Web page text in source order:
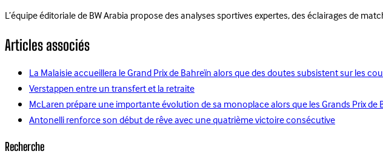
L’équipe éditoriale de BW Arabia propose des analyses sportives expertes, des éclairages de
Articles associés
La Malaisie accueillera le Grand Prix de Bahreïn alors que des doutes subsistent sur les
Verstappen entre un transfert et la retraite
McLaren prépare une importante évolution de sa monoplace alors que les Grands Prix
Antonelli renforce son début de rêve avec une quatrième victoire consécutive
Recherche